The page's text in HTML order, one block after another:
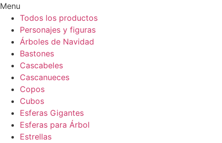
Menu
Todos los productos
Personajes y figuras
Árboles de Navidad
Bastones
Cascabeles
Cascanueces
Copos
Cubos
Esferas Gigantes
Esferas para Árbol
Estrellas